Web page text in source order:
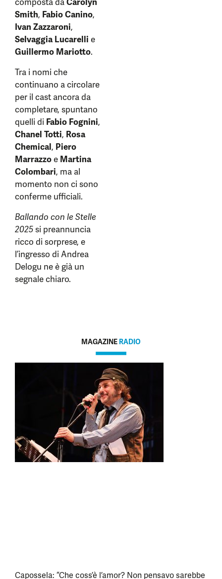
Smith, Fabio Canino,
Ivan Zazzaroni,
Selvaggia Lucarelli e
Guillermo Mariotto.
Tra i nomi che
continuano a circolare
per il cast ancora da
completare, spuntano
quelli di Fabio Fognini,
Chanel Totti, Rosa
Chemical, Piero
Marrazzoe Martina
Colombari, ma al
momento non ci sono
conferme ufficiali.
Ballando con le Stelle
2025si preannuncia
ricco di sorprese, e
l’ingresso di Andrea
Delogu ne è già un
segnale chiaro.
MAGAZINE RADIO
Capossela: “Che coss’è l’amor? Non pensavo sarebbe